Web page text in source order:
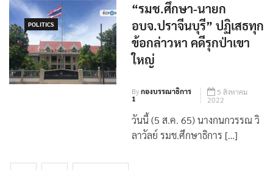
POLITICS
“รมช.ศึกษา-นายก
อบจ.ปราจีนบุรี” ปฏิเสธทุก
ข้อกล่าวหา คดีรุกป่าเขา
ใหญ่
Byกองบรรณาธิการ
1
5 สิงหาคม
2022
วันนี้ (5 ส.ค. 65) นางกนกวรรณ วิ
ลาวัลย์ รมช.ศึกษาธิการ […]